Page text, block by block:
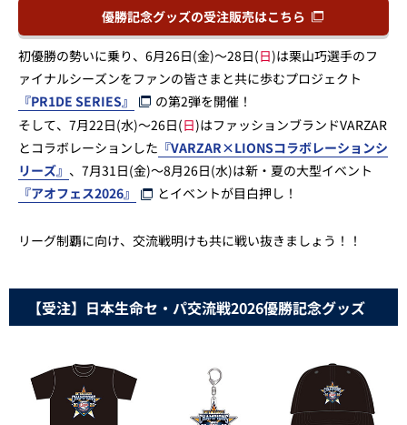
優勝記念グッズの受注販売はこちら
初優勝の勢いに乗り、6月26日(金)～28日(日)は栗山巧選手のフ
ァイナルシーズンをファンの皆さまと共に歩むプロジェクト
『PR1DE SERIES』
の第2弾を開催！
そして、7月22日(水)～26日(日)はファッションブランドVARZAR
とコラボレーションした 『VARZAR×LIONSコラボレーションシ
リーズ』 、7月31日(金)～8月26日(水)は新・夏の大型イベント
『アオフェス2026』
とイベントが目白押し！
リーグ制覇に向け、交流戦明けも共に戦い抜きましょう！！
【受注】日本生命セ・パ交流戦2026優勝記念グッズ